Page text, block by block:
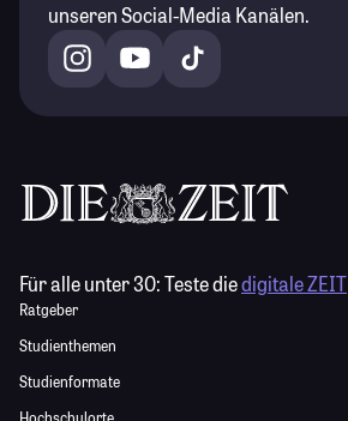
unseren Social-Media Kanälen.
Für alle unter 30:Teste diedigitale ZEIT
Ratgeber
Studienthemen
Studienformate